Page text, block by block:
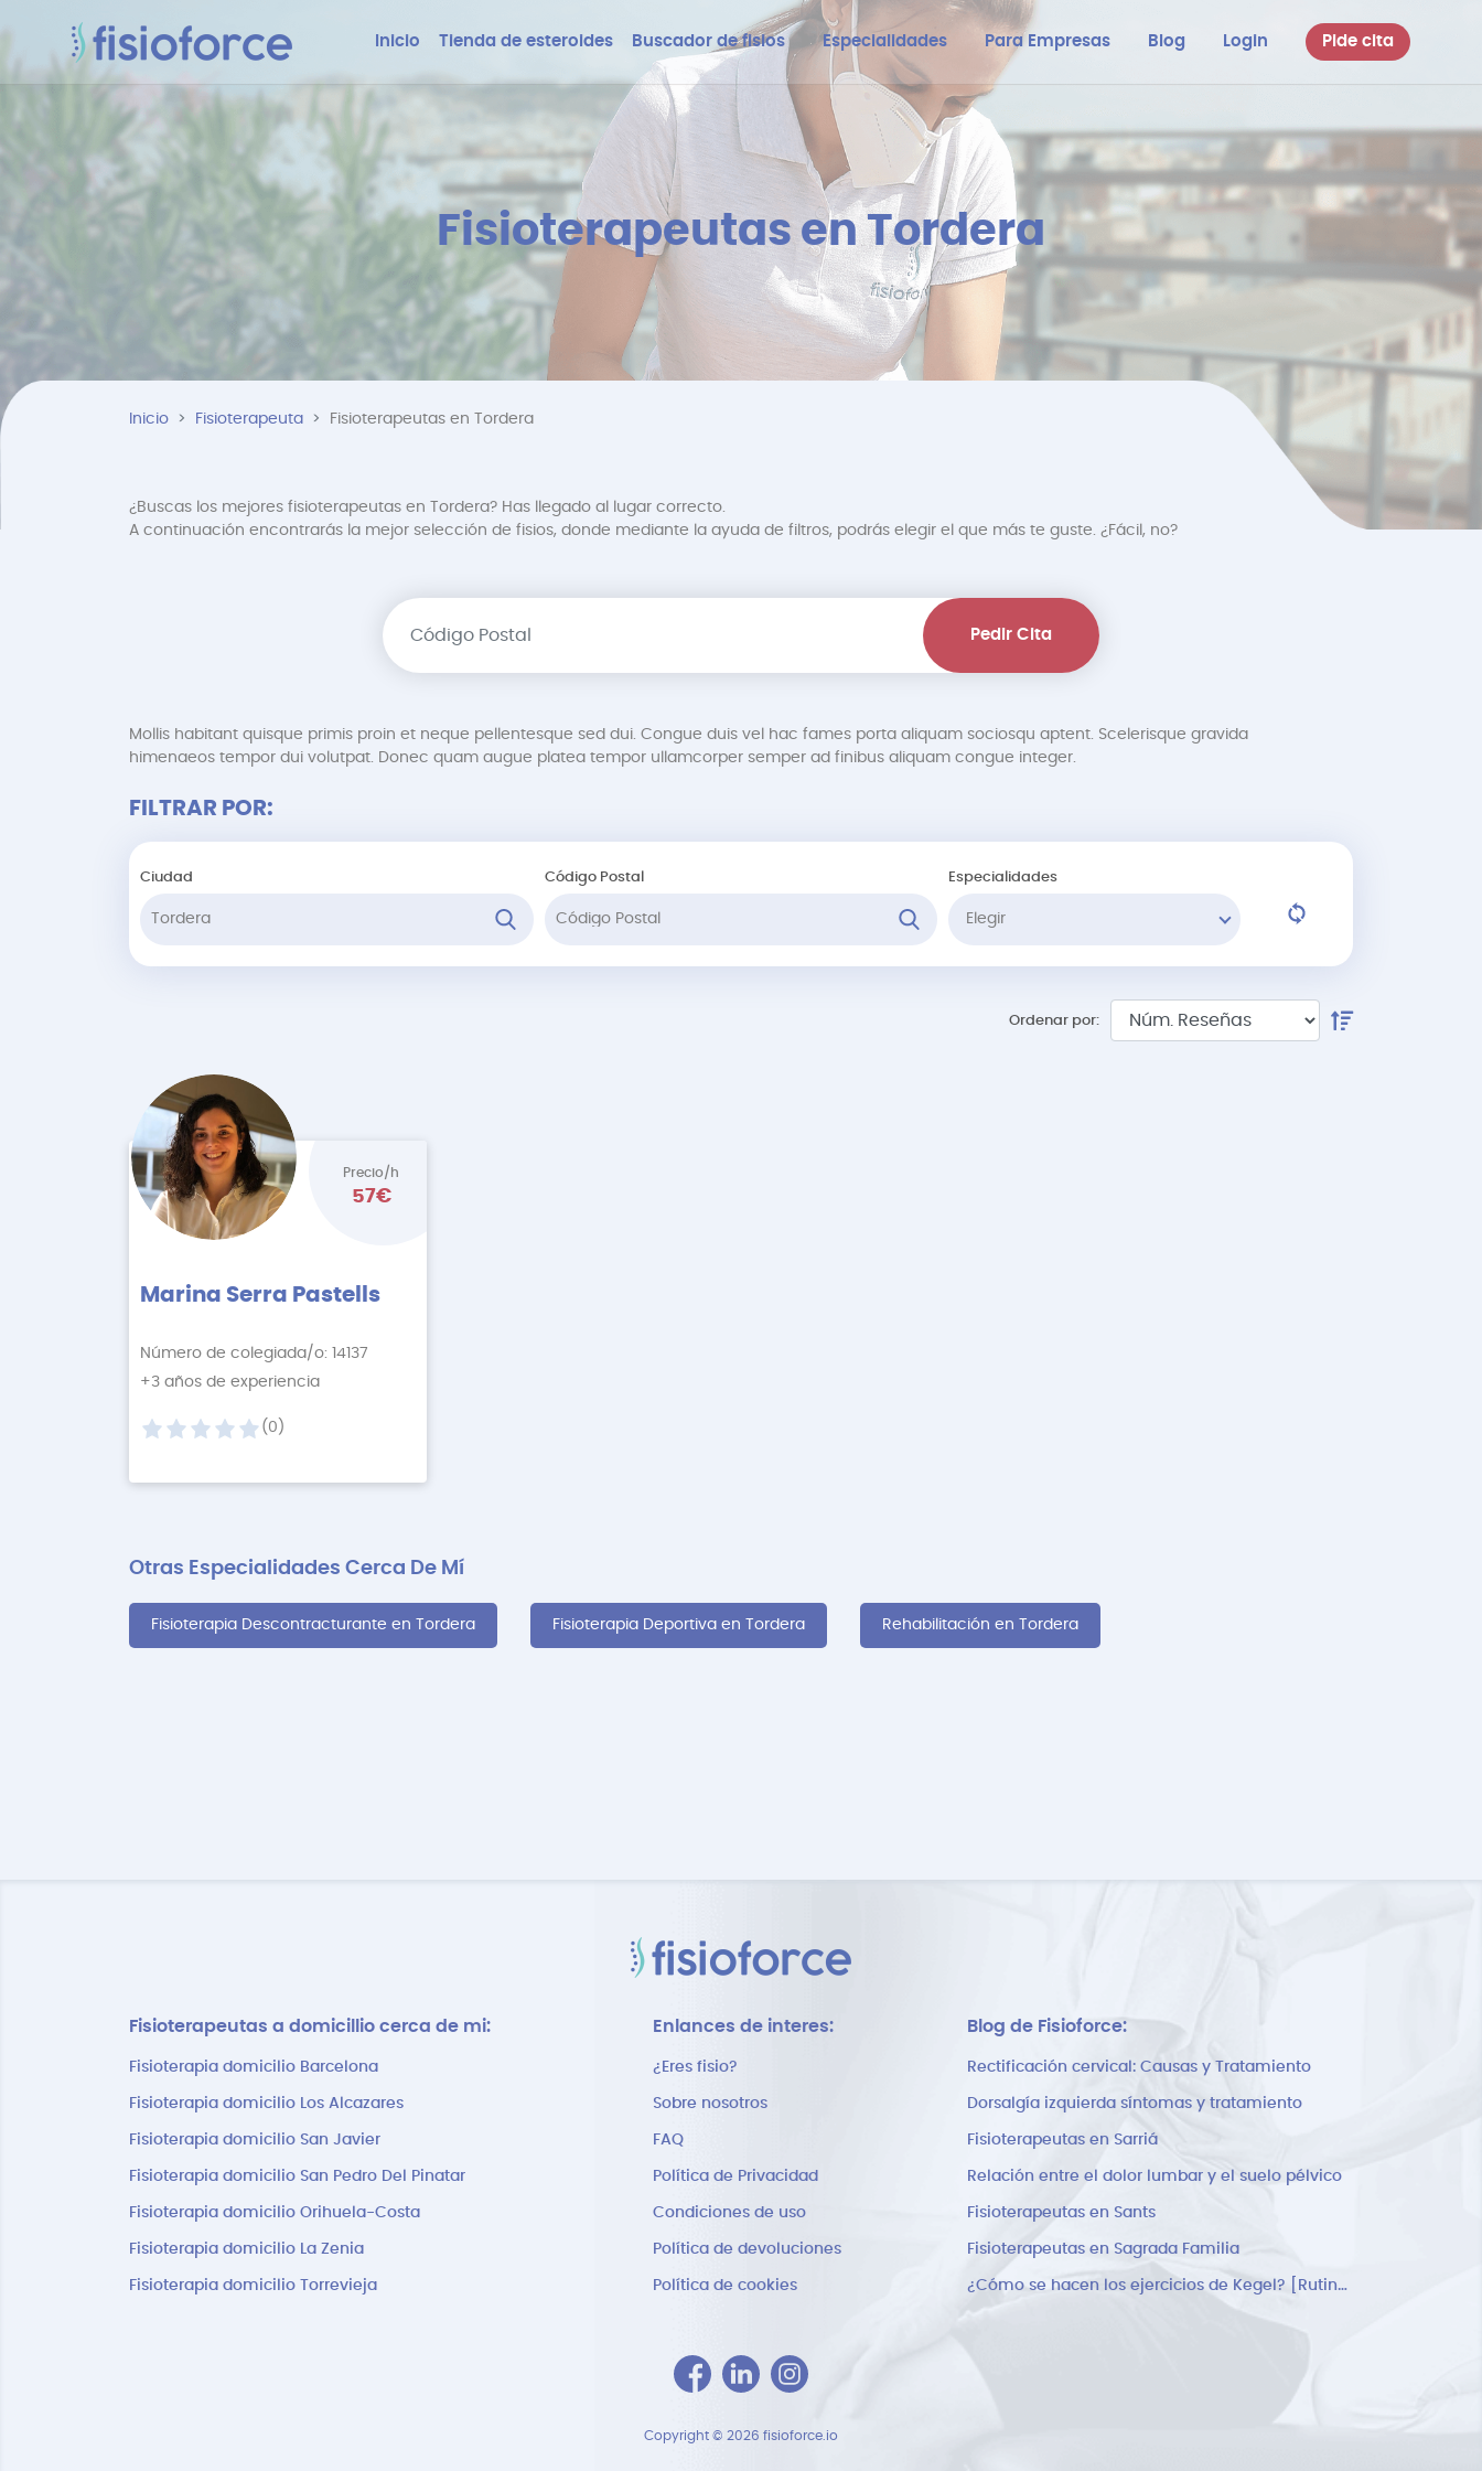
Inicio Tienda de esteroides Buscador de fisios Especialidades Para Empresas Blog Login Pide cita
Fisioterapeutas en Tordera
Inicio Fisioterapeuta Fisioterapeutas en Tordera
¿Buscas los mejores fisioterapeutas en Tordera? Has llegado al lugar correcto.
A continuación encontrarás la mejor selección de fisios, donde mediante la ayuda de filtros, podrás elegir el que más te guste. ¿Fácil, no?
Pedir Cita
Mollis habitant quisque primis proin et neque pellentesque sed dui. Congue duis vel hac fames porta aliquam sociosqu aptent. Scelerisque gravida
himenaeos tempor dui volutpat. Donec quam augue platea tempor ullamcorper semper ad finibus aliquam congue integer.
FILTRAR POR:
Ciudad Código Postal Especialidades
Elegir
Ordenar por:
Precio/h
57€
Marina Serra Pastells
Número de colegiada/o: 14137
+3 años de experiencia
(0)
Otras Especialidades Cerca De Mí
Fisioterapia Descontracturante en Tordera Fisioterapia Deportiva en Tordera Rehabilitación en Tordera
Fisioterapeutas a domicillio cerca de mi:
Fisioterapia domicilio Barcelona
Fisioterapia domicilio Los Alcazares
Fisioterapia domicilio San Javier
Fisioterapia domicilio San Pedro Del Pinatar
Fisioterapia domicilio Orihuela-Costa
Fisioterapia domicilio La Zenia
Fisioterapia domicilio Torrevieja
Enlances de interes:
¿Eres fisio?
Sobre nosotros
FAQ
Política de Privacidad
Condiciones de uso
Política de devoluciones
Política de cookies
Blog de Fisioforce:
Rectificación cervical: Causas y Tratamiento
Dorsalgía izquierda síntomas y tratamiento
Fisioterapeutas en Sarriá
Relación entre el dolor lumbar y el suelo pélvico
Fisioterapeutas en Sants
Fisioterapeutas en Sagrada Familia
¿Cómo se hacen los ejercicios de Kegel? [Rutina]
Copyright © 2026 fisioforce.io